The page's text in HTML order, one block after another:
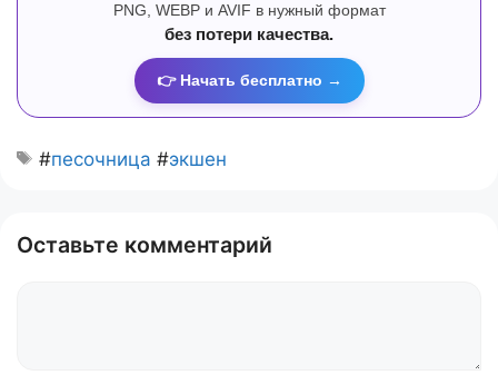
PNG, WEBP и AVIF в нужный формат
без потери качества.
👉 Начать бесплатно →
#песочница #экшен
Оставьте комментарий